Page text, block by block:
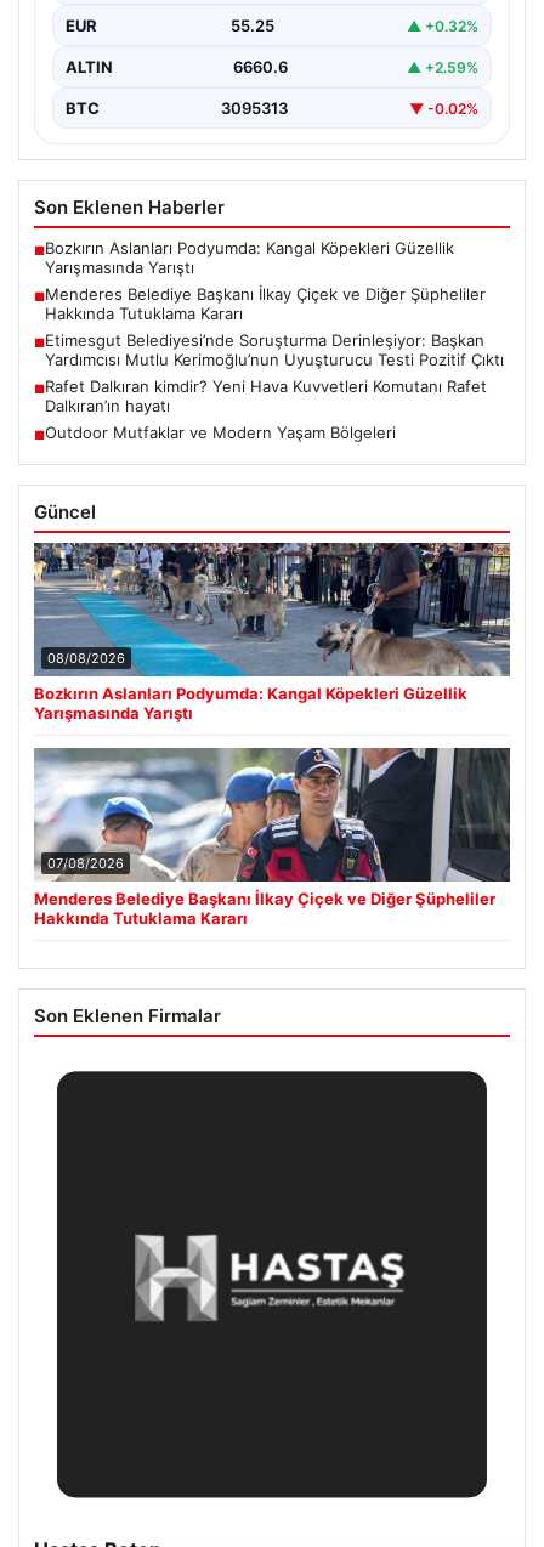
gerçekleşen usulsüzlük iddiaları gündemdeki yerini…
EUR 55.25 ▲ +0.32%
ALTIN 6660.6 ▲ +2.59%
BTC 3095313 ▼ -0.02%
Son Eklenen Haberler
■Bozkırın Aslanları Podyumda: Kangal Köpekleri Güzellik
Yarışmasında Yarıştı
■Menderes Belediye Başkanı İlkay Çiçek ve Diğer Şüpheliler
Hakkında Tutuklama Kararı
■Etimesgut Belediyesi’nde Soruşturma Derinleşiyor: Başkan
Yardımcısı Mutlu Kerimoğlu’nun Uyuşturucu Testi Pozitif Çıktı
■Rafet Dalkıran kimdir? Yeni Hava Kuvvetleri Komutanı Rafet
Dalkıran’ın hayatı
■Outdoor Mutfaklar ve Modern Yaşam Bölgeleri
Güncel
08/08/2026
Bozkırın Aslanları Podyumda: Kangal Köpekleri Güzellik
Yarışmasında Yarıştı
07/08/2026
Menderes Belediye Başkanı İlkay Çiçek ve Diğer Şüpheliler
Hakkında Tutuklama Kararı
Son Eklenen Firmalar